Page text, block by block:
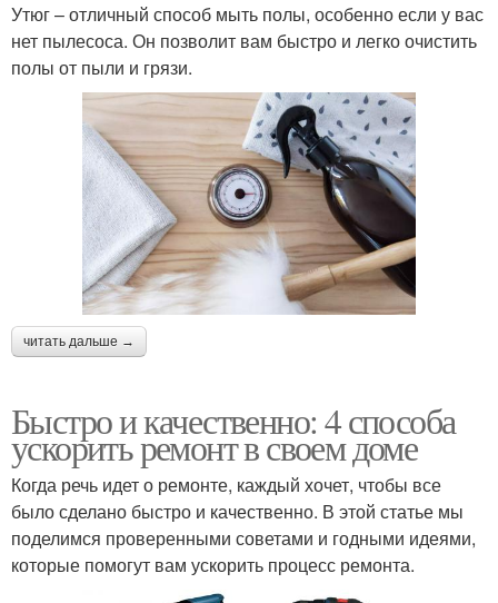
Утюг – отличный способ мыть полы, особенно если у вас
нет пылесоса. Он позволит вам быстро и легко очистить
полы от пыли и грязи.
читать дальше →
Быстро и качественно: 4 способа
ускорить ремонт в своем доме
Когда речь идет о ремонте, каждый хочет, чтобы все
было сделано быстро и качественно. В этой статье мы
поделимся проверенными советами и годными идеями,
которые помогут вам ускорить процесс ремонта.